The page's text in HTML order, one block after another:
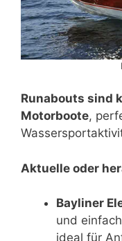
Runabouts sind
Motorboote,
Aktuelle oder
Bayliner
und
ideal für